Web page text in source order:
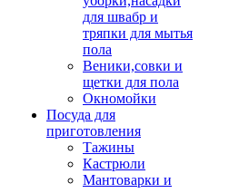
для швабр и
тряпки для мытья
пола
Веники,совки и
щетки для пола
Окномойки
Посуда для
приготовления
Тажины
Кастрюли
Мантоварки и